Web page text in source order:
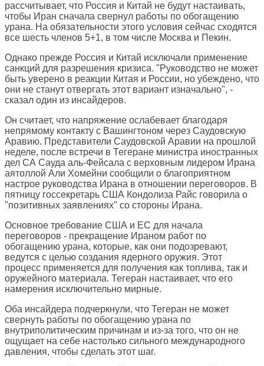
рассчитывает, что Россия и Китай не будут настаивать,
чтобы Иран сначала свернул работы по обогащению
урана. На обязательности этого условия сейчас сходятся
все шесть членов 5+1, в том числе Москва и Пекин.
Однако прежде Россия и Китай исключали применение
санкций для разрешения кризиса. "Руководство не может
быть уверено в реакции Китая и России, но убеждено, что
они не станут отвергать этот вариант изначально", -
сказал один из инсайдеров.
Он считает, что напряжение ослабевает благодаря
непрямому контакту с Вашингтоном через Саудовскую
Аравию. Представители Саудовской Аравии на прошлой
неделе, после встречи в Тегеране министра иностранных
дел СА Сауда аль-Фейсала с верховным лидером Ирана
аятоллой Али Хомейни сообщили о благоприятном
настрое руководства Ирана в отношении переговоров. В
пятницу госсекретарь США Кондолиза Райс говорила о
"позитивных заявлениях" со стороны Ирана.
Основное требование США и ЕС для начала
переговоров - прекращение Ираном работ по
обогащению урана, которые, как они подозревают,
ведутся с целью создания ядерного оружия. Этот
процесс применяется для получения как топлива, так и
оружейного материала. Тегеран настаивает, что его
намерения исключительно мирные.
Оба инсайдера подчеркнули, что Тегеран не может
свернуть работы по обогащению урана по
внутриполитическим причинам и из-за того, что он не
ощущает на себе настолько сильного международного
давления, чтобы сделать этот шаг.